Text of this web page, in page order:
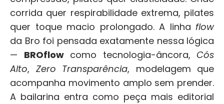
corrida quer respirabilidade extrema, pilates
quer toque macio prolongado. A linha flow
da Bro foi pensada exatamente nessa lógica
— BROflow como tecnologia-âncora, Cós
Alto, Zero Transparência, modelagem que
acompanha movimento amplo sem prender.
A bailarina entra como peça mais editorial